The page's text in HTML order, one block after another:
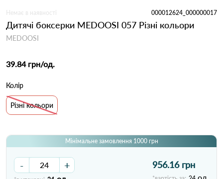
Немає в наявності 000012624_000000017
Дитячі боксерки MEDOOSI 057 Різні кольори
MEDOOSI
39.84 грн/од.
Колір
Різні кольори
Мінімальне замовлення 1000 грн
- + 956.16 грн